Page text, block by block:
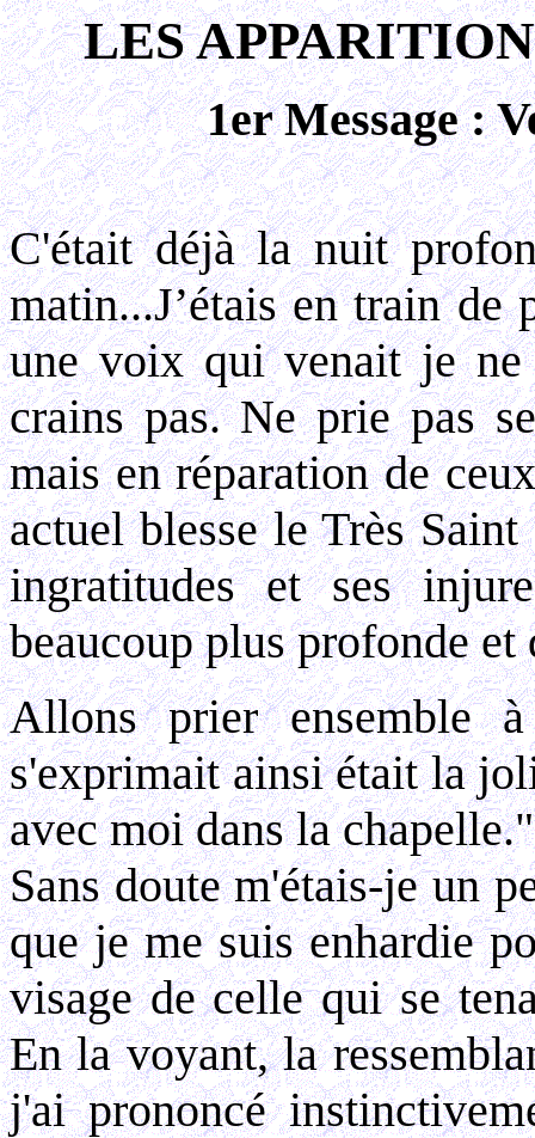
LES
1er Message :
C'était déjà la nuit
matin...J’étais en train de
une voix qui venait je
crains pas. Ne prie pas
mais en réparation de
actuel blesse le Très
ingratitudes et ses
beaucoup plus profonde
Allons prier ensemble
s'exprimait ainsi était la
avec moi dans la chapelle."
Sans doute m'étais-je un
que je me suis enhardie
visage de celle qui se
En la voyant, la
j'ai prononcé